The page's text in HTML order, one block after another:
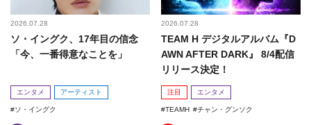
2026.07.28
ソ・イングク、17年目の信念
「今、一番得意なことを」
エンタメ アーティスト
ソ・イングク
2026.07.28
TEAM H デジタルアルバム『D
AWN AFTER DARK』 8/4配信
リリース決定！
注目 エンタメ
TEAMH チャン・グンソク